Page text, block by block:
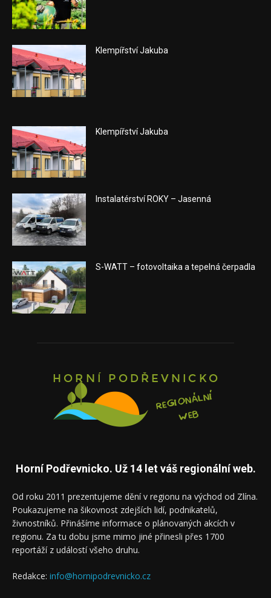
Klempířství Jakuba
Klempířství Jakuba
Instalatérství ROKY – Jasenná
S-WATT – fotovoltaika a tepelná čerpadla
Horní Podřevnicko. Už 14 let váš regionální web.
Od roku 2011 prezentujeme dění v regionu na východ od Zlína.
Poukazujeme na šikovnost zdejších lidí, podnikatelů,
živnostníků. Přinášíme informace o plánovaných akcích v
regionu. Za tu dobu jsme mimo jiné přinesli přes 1700
reportáží z událostí všeho druhu.
Redakce: info@hornipodrevnicko.cz